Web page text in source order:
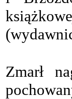
Zmarł